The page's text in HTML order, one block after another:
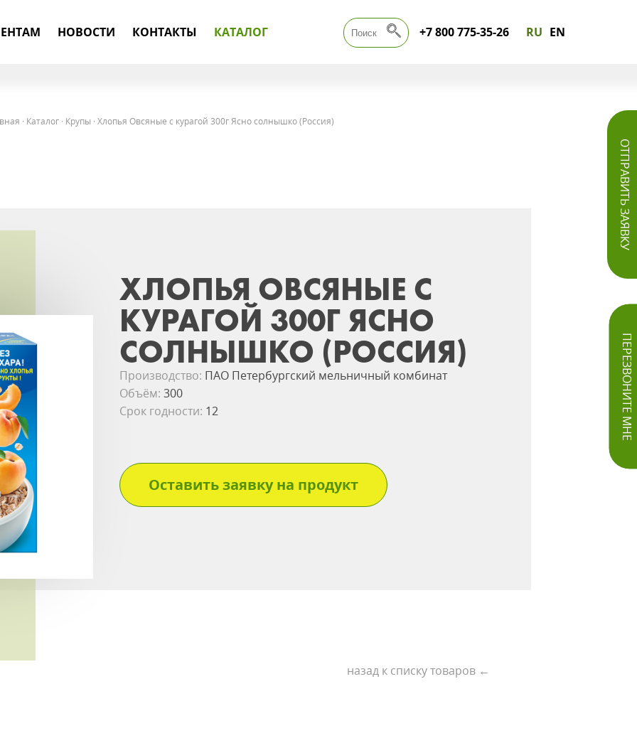
НОВОСТИ КОНТАКТЫ КАТАЛОГ +7 800 775-35-26 RU EN
ОТПРАВИТЬ ЗАЯВКУ
ПЕРЕЗВОНИТЕ МНЕ
· Каталог· Крупы · Хлопья Овсяные с курагой 300г Ясно солнышко (Россия)
ХЛОПЬЯ ОВСЯНЫЕ С
КУРАГОЙ 300Г ЯСНО
СОЛНЫШКО (РОССИЯ)
Производство: ПАО Петербургский мельничный комбинат
Объём:300
Срок годности: 12
Оставить заявку на продукт
назад к списку товаров ←